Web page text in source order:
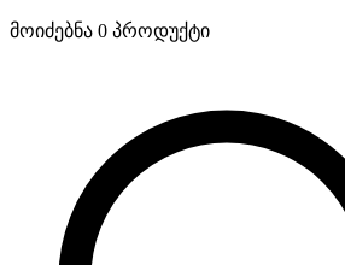
მოიძებნა 0 პროდუქტი